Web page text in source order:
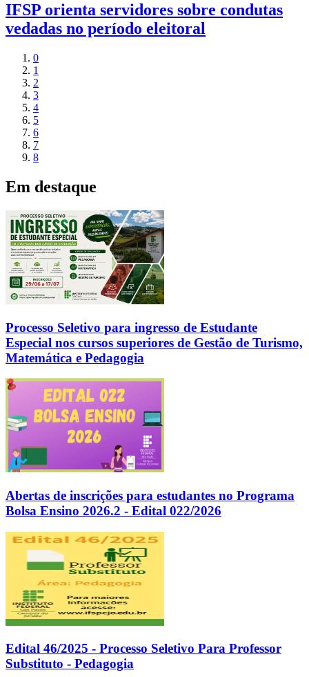
IFSP orienta servidores sobre condutas
vedadas no período eleitoral
0
1
2
3
4
5
6
7
8
Em destaque
Processo Seletivo para ingresso de Estudante
Especial nos cursos superiores de Gestão de Turismo,
Matemática e Pedagogia
Abertas de inscrições para estudantes no Programa
Bolsa Ensino 2026.2 - Edital 022/2026
Edital 46/2025 - Processo Seletivo Para Professor
Substituto - Pedagogia